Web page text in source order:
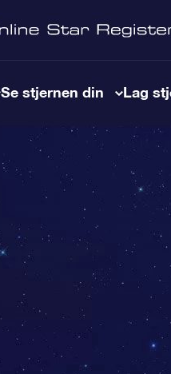
Se stjernen din Lag